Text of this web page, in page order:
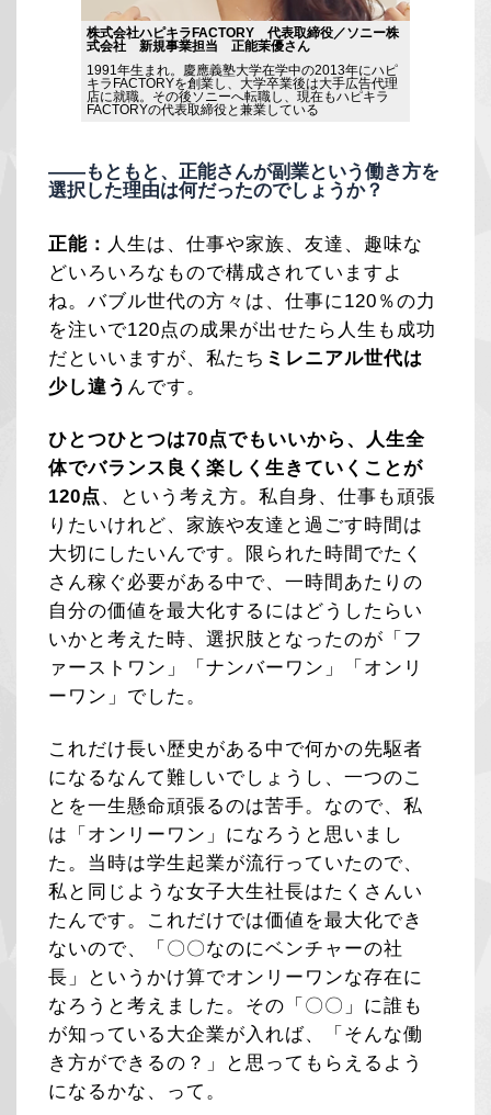
株式会社ハピキラFACTORY 代表取締役／ソニー株
式会社 新規事業担当 正能茉優さん
1991年生まれ。慶應義塾大学在学中の2013年にハピ
キラFACTORYを創業し、大学卒業後は大手広告代理
店に就職。その後ソニーへ転職し、現在もハピキラ
——もともと、正能さんが副業という働き方を
選択した理由は何だったのでしょうか？
正能： 人生は、仕事や家族、友達、趣味な
どいろいろなもので構成されていますよ
ね。バブル世代の方々は、仕事に120％の力
を注いで120点の成果が出せたら人生も成功
だといいますが、私たち ミレニアル世代は
少し違う んです。
ひとつひとつは70点でもいいから、人生全
体でバランス良く楽しく生きていくことが
120点 、という考え方。私自身、仕事も頑張
りたいけれど、家族や友達と過ごす時間は
大切にしたいんです。限られた時間でたく
さん稼ぐ必要がある中で、一時間あたりの
自分の価値を最大化するにはどうしたらい
いかと考えた時、選択肢となったのが「フ
ァーストワン」「ナンバーワン」「オンリ
ーワン」でした。
これだけ長い歴史がある中で何かの先駆者
になるなんて難しいでしょうし、一つのこ
とを一生懸命頑張るのは苦手。なので、私
は「オンリーワン」になろうと思いまし
た。当時は学生起業が流行っていたので、
私と同じような女子大生社長はたくさんい
たんです。これだけでは価値を最大化でき
ないので、「〇〇なのにベンチャーの社
長」というかけ算でオンリーワンな存在に
なろうと考えました。その「〇〇」に誰も
が知っている大企業が入れば、「そんな働
き方ができるの？」と思ってもらえるよう
になるかな、って。